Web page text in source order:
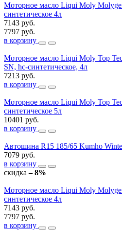
Моторное масло Liqui Moly
синтетическое 4л
7143 руб.
7797 руб.
в корзину
Моторное масло Liqui Moly Top
SN, hc-синтетическое, 4л
7213 руб.
в корзину
Моторное масло Liqui Moly Top
синтетическое 5л
10401 руб.
в корзину
Автошина R15 185/65 Kumho
7079 руб.
в корзину
скидка– 8%
Моторное масло Liqui Moly
синтетическое 4л
7143 руб.
7797 руб.
в корзину